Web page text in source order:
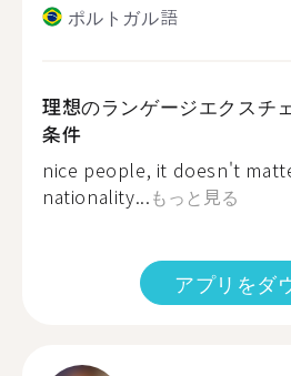
ポルトガル語
理想のランゲージエクスチ
条件
nice people, it doesn't
nationality...もっと見る
アプリをダ